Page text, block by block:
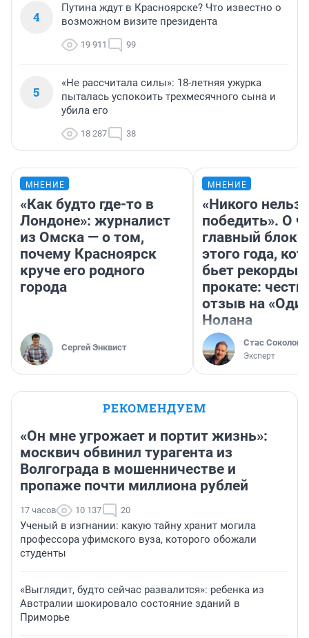
4
Путина ждут в Красноярске? Что известно о
возможном визите президента
19 911 99
5
«Не рассчитала силы»: 18-летняя ужурка
пыталась успокоить трехмесячного сына и
убила его
18 287 38
МНЕНИЕ
«Как будто где-то в
Лондоне»: журналист
из Омска — о том,
почему Красноярск
круче его родного
города
Сергей Энквист
МНЕНИЕ
«Никого нельзя
победить». О
главный
этого года,
бьет рекорды в
прокате:
отзыв на
Нолана
Стас Соколов
Эксперт
РЕКОМЕНДУЕМ
«Он мне угрожает и портит жизнь»:
москвич обвинил турагента из
Волгограда в мошенничестве и
пропаже почти миллиона рублей
17 часов 10 137 20
Ученый в изгнании: какую тайну хранит могила
профессора уфимского вуза, которого обожали
студенты
«Выглядит, будто сейчас развалится»: ребенка из
Австралии шокировало состояние зданий в
Приморье